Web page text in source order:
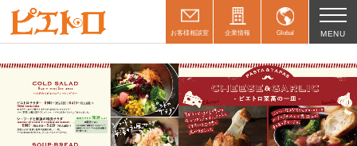
お客様相談室 企業情報 Global MENU